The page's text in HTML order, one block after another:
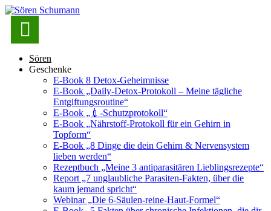

Sören
Geschenke
E-Book 8 Detox-Geheimnisse
E-Book „Daily-Detox-Protokoll – Meine tägliche
Entgiftungsroutine“
E-Book „💉-Schutzprotokoll“
E-Book „Nährstoff-Protokoll für ein Gehirn in
Topform“
E-Book „8 Dinge die dein Gehirn & Nervensystem
lieben werden“
Rezeptbuch „Meine 3 antiparasitären Lieblingsrezepte“
Report „7 unglaubliche Parasiten-Fakten, über die
kaum jemand spricht“
Webinar „Die 6-Säulen-reine-Haut-Formel“